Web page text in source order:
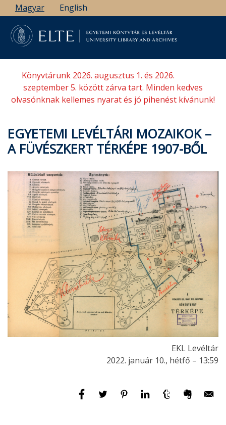
Ugrás
a
tartalomra
Magyar English
Könyvtárunk 2026. augusztus 1. és 2026.
szeptember 5. között zárva tart. Minden kedves
olvasónknak kellemes nyarat és jó pihenést kívánunk!
EGYETEMI LEVÉLTÁRI MOZAIKOK –
A FÜVÉSZKERT TÉRKÉPE 1907-BŐL
EKL Levéltár
2022. január 10., hétfő – 13:59